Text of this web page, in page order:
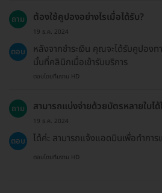
ถาม ต้องใช้คูปองอย่างไรเมื่อได้รับ?
19 ธ.ค. 2024
ตอบ
หลังจากชำระเงิน คุณจะได้รับคูปอง
นั้นที่คลินิกเมื่อเข้ารับบริการ
ตอบโดยทีมงาน HD
ถาม สามารถแบ่งจ่ายด้วยบัตรหลายใบได้
19 ธ.ค. 2024
ตอบ ได้ค่ะ สามารถแจ้งแอดมินเพื่อทำการ
ตอบโดยทีมงาน HD